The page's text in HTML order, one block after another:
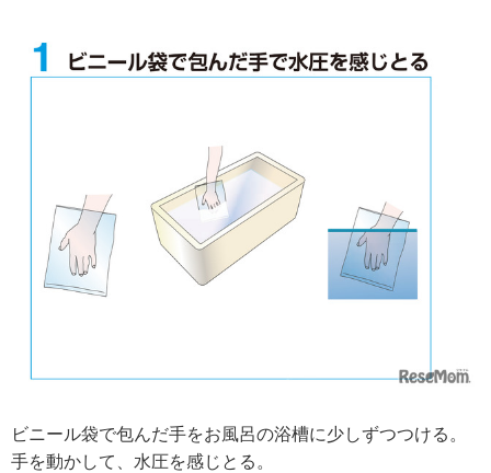
ビニール袋で包んだ手をお風呂の浴槽に少しずつつける。
手を動かして、水圧を感じとる。